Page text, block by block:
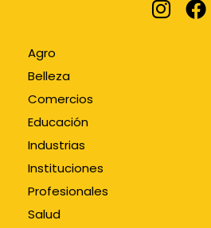
Agro
Belleza
Comercios
Educación
Industrias
Instituciones
Profesionales
Salud